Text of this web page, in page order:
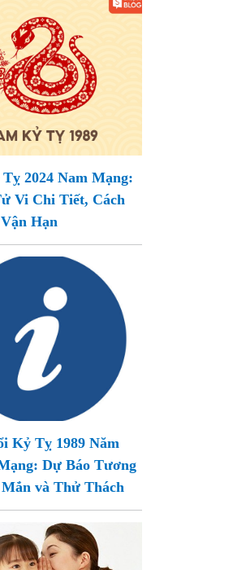
2024 Nam Mạng:
Vi Chi Tiết, Cách
Hạn
Kỷ Tỵ 1989 Năm
Dự Báo Tương
và Thử Thách